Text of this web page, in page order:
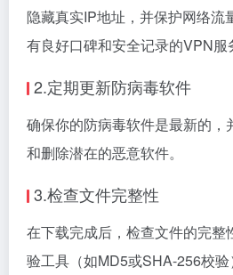
隐藏真实IP地址，并保护网络流
有良好口碑和安全记录的VPN服
2.定期更新防病毒软件
确保你的防病毒软件是最新的，
和删除潜在的恶意软件。
3.检查文件完整性
在下载完成后，检查文件的完整
验工具（如MD5或SHA-256校